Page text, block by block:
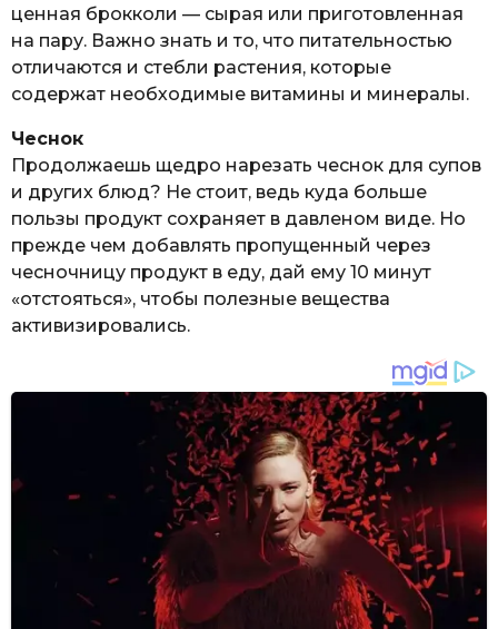
ценная брокколи — сырая или приготовленная
на пару. Важно знать и то, что питательностью
отличаются и стебли растения, которые
содержат необходимые витамины и минералы.
Чеснок
Продолжаешь щедро нарезать чеснок для супов
и других блюд? Не стоит, ведь куда больше
пользы продукт сохраняет в давленом виде. Но
прежде чем добавлять пропущенный через
чесночницу продукт в еду, дай ему 10 минут
«отстояться», чтобы полезные вещества
активизировались.